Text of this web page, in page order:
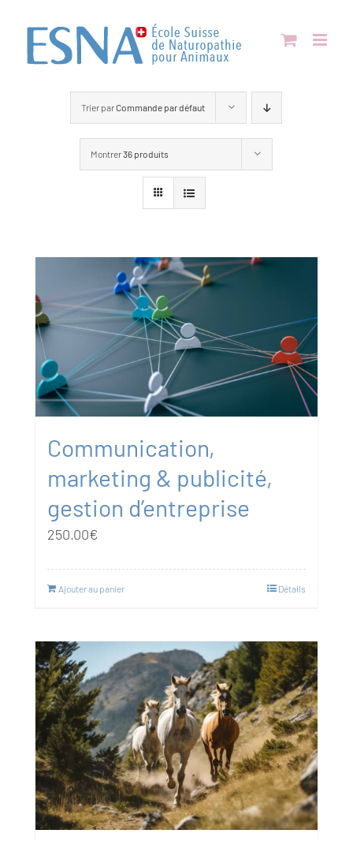
contenu
Trier parCommande par défaut
Montrer36 produits
Communication,
marketing & publicité,
gestion d’entreprise
250.00€
Ajouter au panier Détails